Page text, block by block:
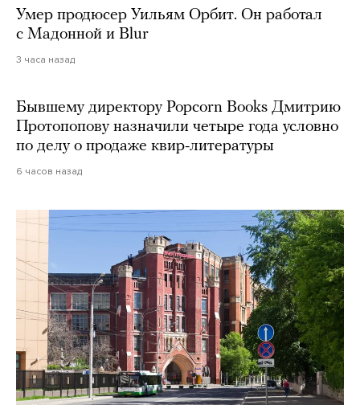
Умер продюсер Уильям Орбит. Он работал
с Мадонной и Blur
3 часа назад
Бывшему директору Popcorn Books Дмитрию
Протопопову назначили четыре года условно
по делу о продаже квир-литературы
6 часов назад